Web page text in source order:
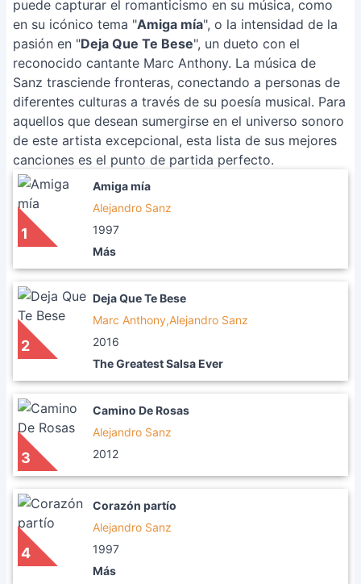
puede capturar el romanticismo en su música, como
en su icónico tema "Amiga mía", o la intensidad de la
pasión en "Deja Que Te Bese", un dueto con el
reconocido cantante Marc Anthony. La música de
Sanz trasciende fronteras, conectando a personas de
diferentes culturas a través de su poesía musical. Para
aquellos que desean sumergirse en el universo sonoro
de este artista excepcional, esta lista de sus mejores
canciones es el punto de partida perfecto.
1
Amiga mía
Alejandro Sanz
1997
Más
2
Deja Que Te Bese
Marc Anthony,Alejandro Sanz
2016
The Greatest Salsa Ever
3
Camino De Rosas
Alejandro Sanz
2012
4
Corazón partío
Alejandro Sanz
1997
Más